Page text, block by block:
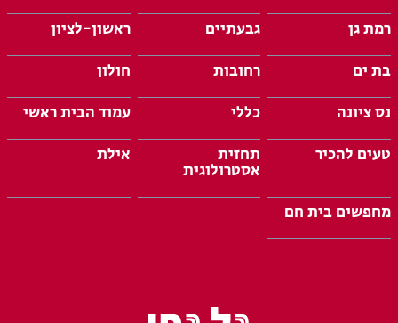
רמת גן
גבעתיים
ראשון-לציון
בת ים
רחובות
חולון
נס ציונה
כללי
עמוד הבית ראשי
טעים להכיר
תחזית
אסטרולוגית
אילת
מחפשים בית חם